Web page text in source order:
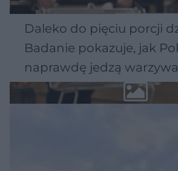
Daleko do pięciu porcji
Badanie pokazuje, jak
naprawdę jedzą